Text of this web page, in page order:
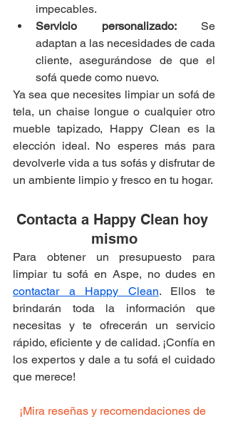
impecables.
Servicio personalizado: Se
adaptan a las necesidades de cada
cliente, asegurándose de que el
sofá quede como nuevo.
Ya sea que necesites limpiar un sofá de
tela, un chaise longue o cualquier otro
mueble tapizado, Happy Clean es la
elección ideal. No esperes más para
devolverle vida a tus sofás y disfrutar de
un ambiente limpio y fresco en tu hogar.
Contacta a Happy Clean hoy
mismo
Para obtener un presupuesto para
contactar a Happy Clean. Ellos te
brindarán toda la información que
necesitas y te ofrecerán un servicio
rápido, eficiente y de calidad. ¡Confía en
los expertos y dale a tu sofá el cuidado
que merece!
¡Mira reseñas y recomendaciones de